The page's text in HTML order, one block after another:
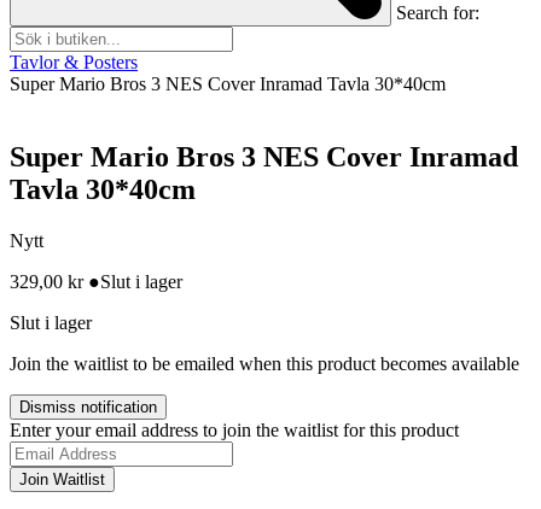
Search for:
Tavlor & Posters
Super Mario Bros 3 NES Cover Inramad Tavla 30*40cm
Super Mario Bros 3 NES Cover Inramad
Tavla 30*40cm
Nytt
329,00 kr ●Slut i lager
Slut i lager
Join the waitlist to be emailed when this product becomes available
Dismiss notification
Enter your email address to join the waitlist for this product
Join Waitlist